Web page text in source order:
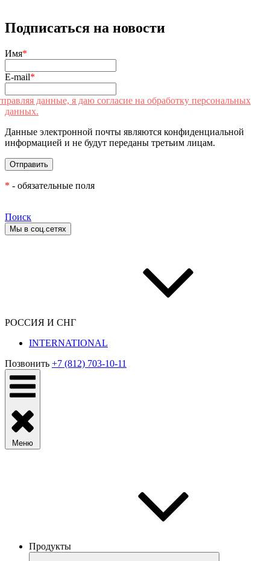
Подписаться на новости
Имя*
E-mail*
данные, я даю согласие на обработку персональных
данных.
Данные электронной почты являются конфиденциальной
информацией и не будут переданы третьим лицам.
* - обязательные поля
Поиск
Мы в соц.сетях
РОССИЯ И СНГ
INTERNATIONAL
Позвонить +7 (812) 703-10-11
Меню
Продукты